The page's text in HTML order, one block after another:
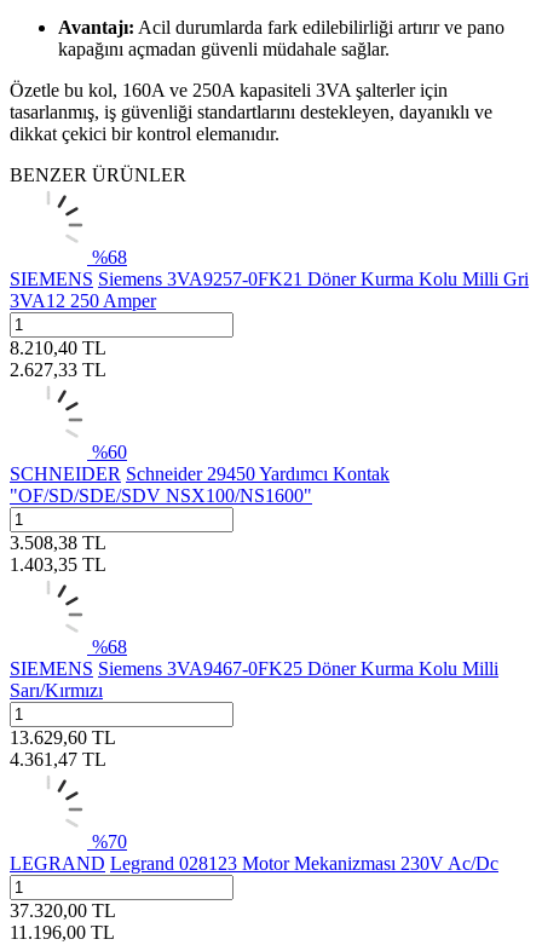
Avantajı: Acil durumlarda fark edilebilirliği artırır ve pano
kapağını açmadan güvenli müdahale sağlar.
Özetle bu kol, 160A ve 250A kapasiteli 3VA şalterler için
tasarlanmış, iş güvenliği standartlarını destekleyen, dayanıklı ve
dikkat çekici bir kontrol elemanıdır.
BENZER ÜRÜNLER
%68
SIEMENS Siemens 3VA9257-0FK21 Döner Kurma Kolu Milli Gri
3VA12 250 Amper
8.210,40 TL
2.627,33 TL
%60
SCHNEIDER Schneider 29450 Yardımcı Kontak
"OF/SD/SDE/SDV NSX100/NS1600"
3.508,38 TL
1.403,35 TL
%68
SIEMENS Siemens 3VA9467-0FK25 Döner Kurma Kolu Milli
Sarı/Kırmızı
13.629,60 TL
4.361,47 TL
%70
LEGRAND Legrand 028123 Motor Mekanizması 230V Ac/Dc
37.320,00 TL
11.196,00 TL